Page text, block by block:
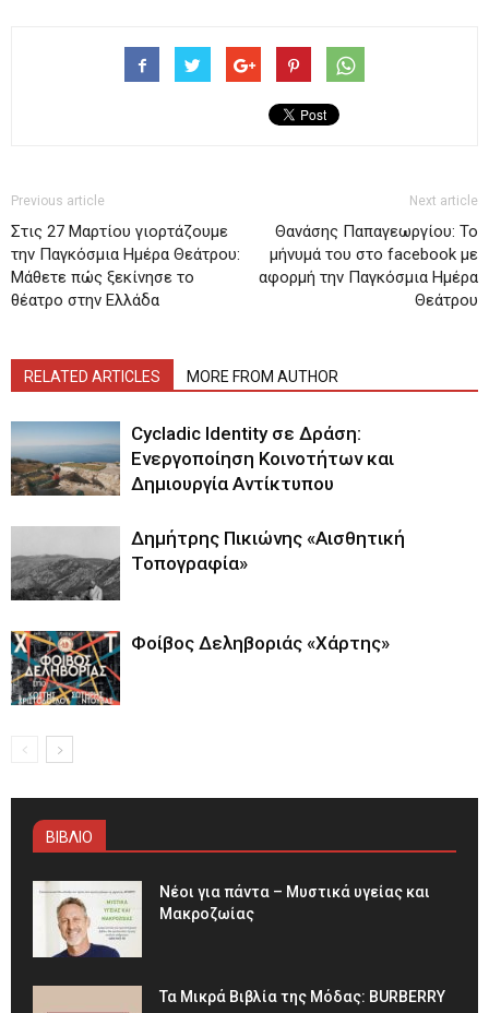
Previous article
Στις 27 Μαρτίου γιορτάζουμε
την Παγκόσμια Ημέρα Θεάτρου:
Μάθετε πώς ξεκίνησε το
θέατρο στην Ελλάδα
Next article
Θανάσης Παπαγεωργίου: Το
μήνυμά του στο facebook με
αφορμή την Παγκόσμια Ημέρα
Θεάτρου
RELATED ARTICLES MORE FROM AUTHOR
Cycladic Identity σε Δράση:
Ενεργοποίηση Κοινοτήτων και
Δημιουργία Αντίκτυπου
Δημήτρης Πικιώνης «Αισθητική
Τοπογραφία»
Φοίβος Δεληβοριάς «Χάρτης»
ΒΙΒΛΙΟ
Νέοι για πάντα – Μυστικά υγείας και
Μακροζωίας
Τα Μικρά Βιβλία της Μόδας: BURBERRY